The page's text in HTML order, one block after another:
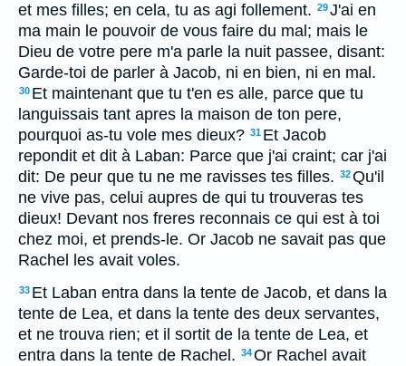
et mes filles; en cela, tu as agi follement. 29J'ai en
ma main le pouvoir de vous faire du mal; mais le
Dieu de votre pere m'a parle la nuit passee, disant:
Garde-toi de parler à Jacob, ni en bien, ni en mal.
30 Et maintenant que tu t'en es alle, parce que tu
languissais tant apres la maison de ton pere,
pourquoi as-tu vole mes dieux? 31 Et Jacob
repondit et dit à Laban: Parce que j'ai craint; car j'ai
dit: De peur que tu ne me ravisses tes filles. 32Qu'il
ne vive pas, celui aupres de qui tu trouveras tes
dieux! Devant nos freres reconnais ce qui est à toi
chez moi, et prends-le. Or Jacob ne savait pas que
Rachel les avait voles.
33 Et Laban entra dans la tente de Jacob, et dans la
tente de Lea, et dans la tente des deux servantes,
et ne trouva rien; et il sortit de la tente de Lea, et
entra dans la tente de Rachel. 34Or Rachel avait